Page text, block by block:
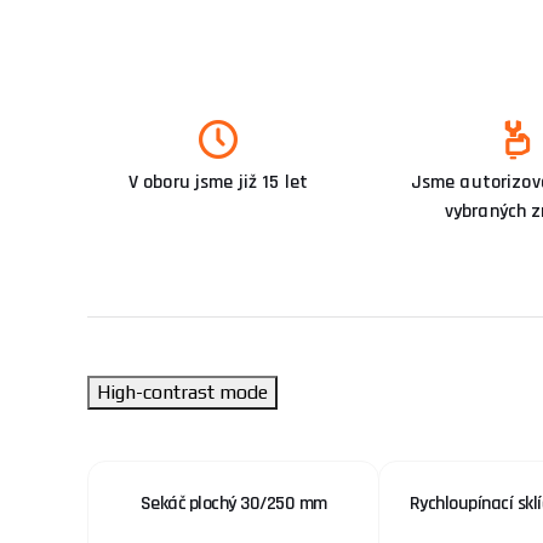
V oboru jsme již 15 let
Jsme
vybraných
High-contrast mode
Sekáč plochý 30/250 mm Rychloupínací